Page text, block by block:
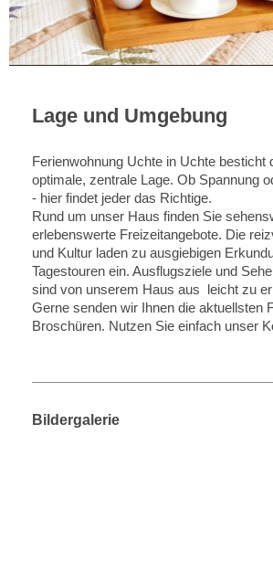
Lage und Umgebung
Ferienwohnung Uchte in Uchte besticht
optimale, zentrale Lage. Ob Spannung
- hier findet jeder das Richtige.
Rund um unser Haus finden Sie
erlebenswerte Freizeitangebote. Die
und Kultur laden zu ausgiebigen
Tagestouren ein. Ausflugsziele und
sind von unserem Haus aus leicht zu
Gerne senden wir Ihnen die aktuellsten
Broschüren. Nutzen Sie einfach unser
Bildergalerie